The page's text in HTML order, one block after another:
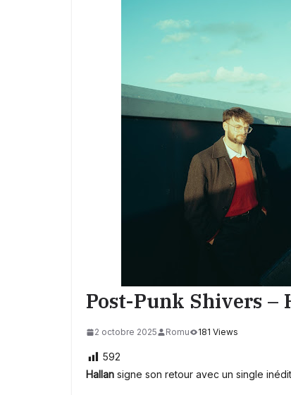
Post-Punk Shivers –
2 octobre 2025 Romu 181 Views
592
Hallan signe son retour avec un single inédit